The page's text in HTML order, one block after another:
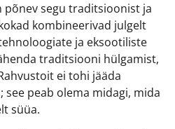
põnev segu traditsioonist ja
kombineerivad julgelt
ja eksootiliste
traditsiooni hülgamist,
ei tohi jääda
peab olema midagi, mida
süüa.